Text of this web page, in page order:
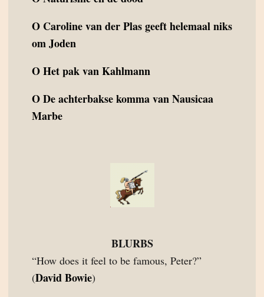
O Caroline van der Plas geeft helemaal niks
om Joden
OHet pak van Kahlmann
ODe achterbakse komma van Nausicaa
Marbe
BLURBS
“How does it feel to be famous, Peter?”
(David Bowie)